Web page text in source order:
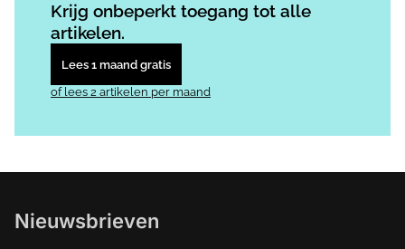
Krijg onbeperkt toegang tot alle
artikelen.
Lees 1 maand gratis
of lees 2 artikelen per maand
Nieuwsbrieven